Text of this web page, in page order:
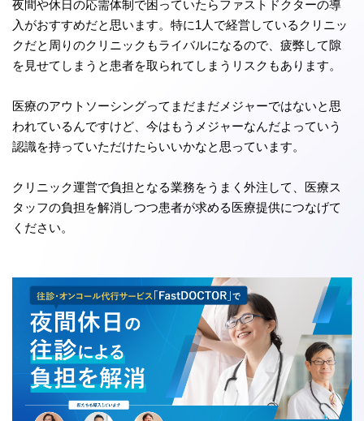
夜間や休日の応需体制で困っていたらファストドクターの導
入がおすすめだと思います。特に1人で経営しているクリニッ
クだと周りのクリニックもライバルになるので、疲弊して隙
を見せてしまうと患者を取られてしまうリスクもあります。
医療のアウトソーシングってまだまだメジャーではないと思
われているんですけど、今はもうメジャーなんだよっていう
認識を持っていただけたらいいかなと思っています。
クリニック運営で負担となる業務をうまく外注して、医療ス
タッフの負担を解消しつつ患者が求める医療提供につなげて
ください。